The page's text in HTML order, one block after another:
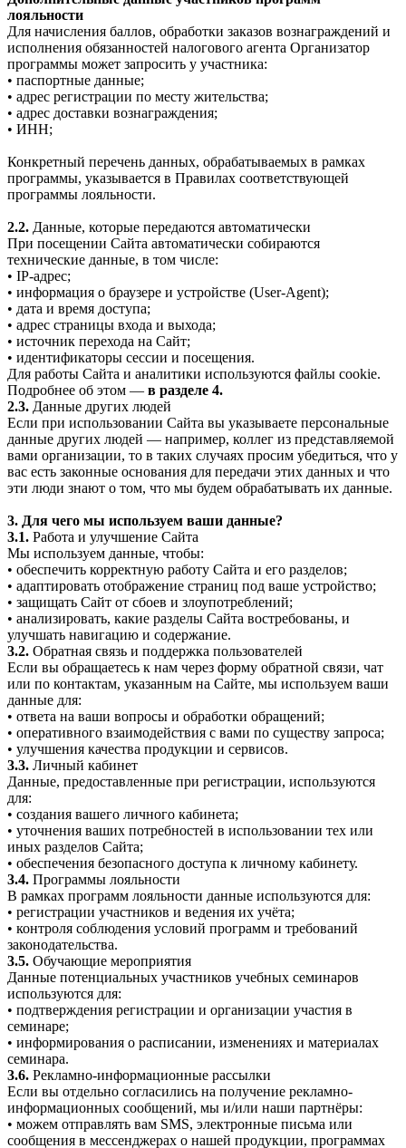
лояльности
Для начисления баллов, обработки заказов вознаграждений и
исполнения обязанностей налогового агента Организатор
программы может запросить у участника:
• паспортные данные;
• адрес регистрации по месту жительства;
• адрес доставки вознаграждения;
• ИНН;
Конкретный перечень данных, обрабатываемых в рамках
программы, указывается в Правилах соответствующей
программы лояльности.
2.2. Данные, которые передаются автоматически
При посещении Сайта автоматически собираются
технические данные, в том числе:
• IP-адрес;
• информация о браузере и устройстве (User-Agent);
• дата и время доступа;
• адрес страницы входа и выхода;
• источник перехода на Сайт;
• идентификаторы сессии и посещения.
Для работы Сайта и аналитики используются файлы cookie.
Подробнее об этом — в разделе 4.
2.3. Данные других людей
Если при использовании Сайта вы указываете персональные
данные других людей — например, коллег из представляемой
вами организации, то в таких случаях просим убедиться, что у
вас есть законные основания для передачи этих данных и что
эти люди знают о том, что мы будем обрабатывать их данные.
3. Для чего мы используем ваши данные?
3.1. Работа и улучшение Сайта
Мы используем данные, чтобы:
• обеспечить корректную работу Сайта и его разделов;
• адаптировать отображение страниц под ваше устройство;
• защищать Сайт от сбоев и злоупотреблений;
• анализировать, какие разделы Сайта востребованы, и
улучшать навигацию и содержание.
3.2. Обратная связь и поддержка пользователей
Если вы обращаетесь к нам через форму обратной связи, чат
или по контактам, указанным на Сайте, мы используем ваши
данные для:
• ответа на ваши вопросы и обработки обращений;
• оперативного взаимодействия с вами по существу запроса;
• улучшения качества продукции и сервисов.
3.3. Личный кабинет
Данные, предоставленные при регистрации, используются
для:
• создания вашего личного кабинета;
• уточнения ваших потребностей в использовании тех или
иных разделов Сайта;
• обеспечения безопасного доступа к личному кабинету.
3.4. Программы лояльности
В рамках программ лояльности данные используются для:
• регистрации участников и ведения их учёта;
• контроля соблюдения условий программ и требований
законодательства.
3.5. Обучающие мероприятия
Данные потенциальных участников учебных семинаров
используются для:
• подтверждения регистрации и организации участия в
семинаре;
• информирования о расписании, изменениях и материалах
семинара.
3.6. Рекламно-информационные рассылки
Если вы отдельно согласились на получение рекламно-
информационных сообщений, мы и/или наши партнёры:
• можем отправлять вам SMS, электронные письма или
сообщения в мессенджерах о нашей продукции, программах